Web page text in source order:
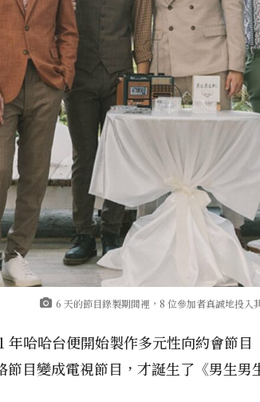
6 天的節目錄製期間裡，8 位參加者真誠地投入
哈哈台便開始製作多元性向約會節
目變成電視節目，才誕生了《男生男